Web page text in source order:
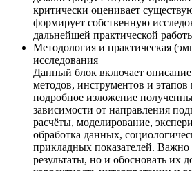
критически оценивает
формирует собственную
дальнейшей практической
Методология и практическая
исследования
Данный блок включает
методов, инструментов и этапов
подробное изложение
зависимости от направления
расчёты, моделирование,
обработка данных,
прикладных показателей. Важно
результаты, но и обосновать их